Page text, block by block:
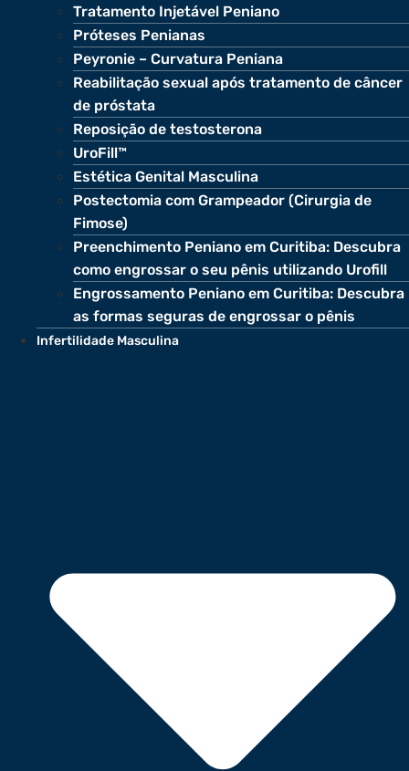
Tratamento Injetável Peniano
Próteses Penianas
Peyronie – Curvatura Peniana
Reabilitação sexual após tratamento de câncer
de próstata
Reposição de testosterona
UroFill™
Estética Genital Masculina
Postectomia com Grampeador (Cirurgia de
Fimose)
Preenchimento Peniano em Curitiba: Descubra
como engrossar o seu pênis utilizando Urofill
Engrossamento Peniano em Curitiba: Descubra
as formas seguras de engrossar o pênis
Infertilidade Masculina